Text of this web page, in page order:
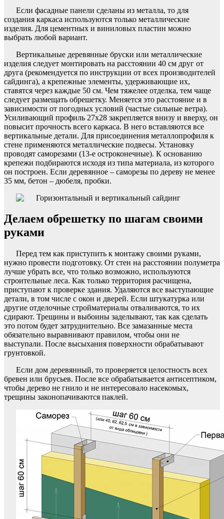
Если фасадные панели сделаны из металла, то для
создания каркаса используются только металлические
изделия. Для цементных и виниловых пластин можно
выбрать любой вариант.
Вертикальные деревянные бруски или металлические
изделия следует монтировать на расстоянии 40 см друг от
друга (рекомендуется по инструкции от всех производителей
сайдинга), а крепежные элементы, удерживающие их,
ставятся через каждые 50 см. Чем тяжелее отделка, тем чаще
следует размещать обрешетку. Меняется это расстояние и в
зависимости от погодных условий (частые сильные ветра).
Усиливающий профиль 27х28 закрепляется внизу и вверху, он
повысит прочность всего каркаса. В него вставляются все
вертикальные детали. Для присоединения металлопрофиля к
стене применяются металлические подвесы. Установку
проводят саморезами (13-е остроконечные). К основанию
крепежи подбираются исходя из типа материала, из которого
он построен. Если деревянное – саморезы по дереву не менее
35 мм, бетон – дюбеля, пробки.
Делаем обрешетку по шагам своими
руками
Перед тем как приступить к монтажу своими руками,
нужно провести подготовку. От стен на расстоянии полуметра
лучше убрать все, что только возможно, используются
строительные леса. Как только территория расчищена,
приступают к проверке здания. Удаляются все выступающие
детали, в том числе с окон и дверей. Если штукатурка или
другие отделочные стройматериалы отваливаются, то их
сдирают. Трещины и выбоины заделывают, так как сделать
это потом будет затруднительно. Все замазанные места
обязательно выравнивают правилом, чтобы они не
выступали. После высыхания поверхности обрабатывают
грунтовкой.
Если дом деревянный, то проверяется целостность всех
бревен или брусьев. После все обрабатывается антисептиком,
чтобы дерево не гнило и не интересовало насекомых,
трещины законопачиваются паклей.